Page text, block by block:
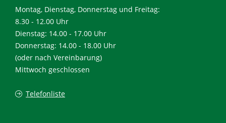
Montag, Dienstag, Donnerstag und Freitag:
8.30 - 12.00 Uhr
Dienstag: 14.00 - 17.00 Uhr
Donnerstag: 14.00 - 18.00 Uhr
(oder nach Vereinbarung)
Mittwoch geschlossen
Telefonliste